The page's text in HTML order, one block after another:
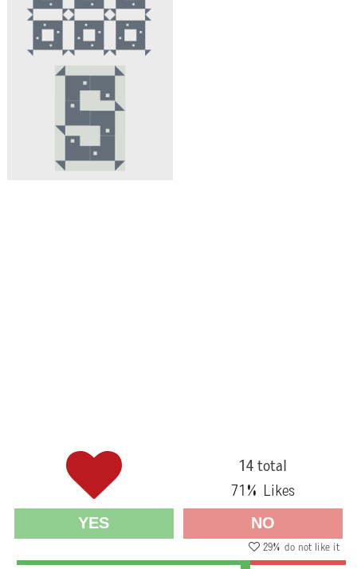
14 total
71 % Likes
YES NO
29% do not like it